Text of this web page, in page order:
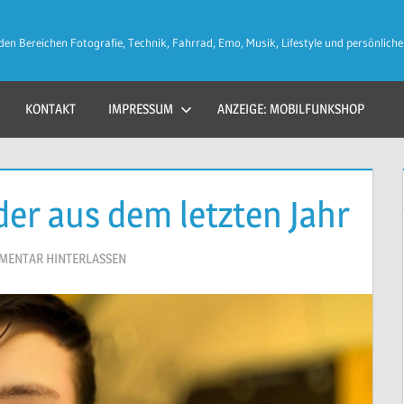
Bereichen Fotografie, Technik, Fahrrad, Emo, Musik, Lifestyle und
KONTAKT IMPRESSUM ANZEIGE: MOBILFUNKSHOP
aus dem letzten Jahr
HINTERLASSEN